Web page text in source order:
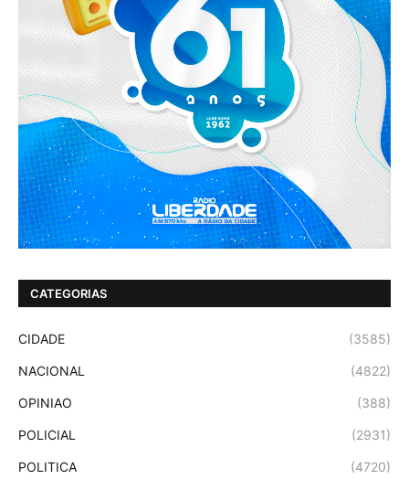
CATEGORIAS
CIDADE (3585)
NACIONAL (4822)
OPINIAO (388)
POLICIAL (2931)
POLITICA (4720)